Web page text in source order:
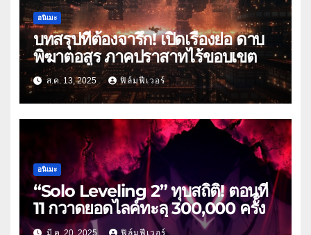
อนิเมะ
บทสรุปที่ต้องจารึก! เปิดเรื่องย่อ ดาบ
พิฆาตอสูร ภาคปราสาทไร้ขอบเขต
ส.ค. 13, 2025 ฟิล์มฟีเวอร์
อนิเมะ
“Solo Leveling 2” ทุบสถิติ! ตอนที่
11 กวาดยอดไลค์ทะลุ 300,000 ครั้ง
มี.ค. 20, 2025 ฟิล์มฟีเวอร์